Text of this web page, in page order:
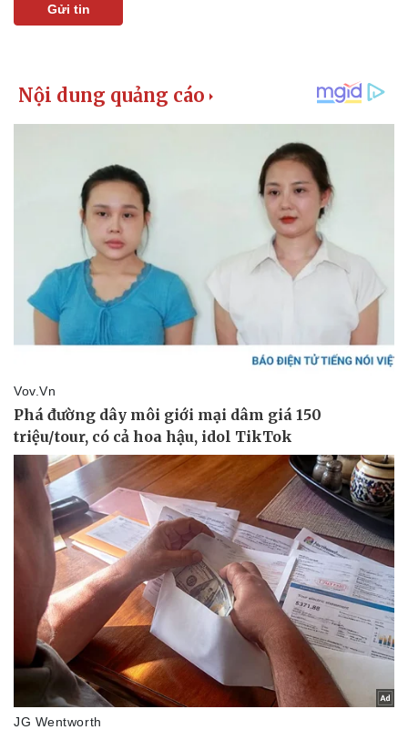
Thể thao
Bóng đá
Lịch thi đấu bóng đá
Hậu trường
Ô tô - Xe máy
Tư vấn
Gửi tin